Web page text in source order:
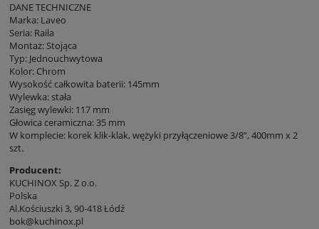
DANE TECHNICZNE
Marka: Laveo
Seria: Raila
Montaż: Stojąca
Typ: Jednouchwytowa
Kolor: Chrom
Wysokość całkowita baterii: 145mm
Wylewka: stała
Zasięg wylewki: 117 mm
Głowica ceramiczna: 35 mm
W komplecie: korek klik-klak, wężyki przyłączeniowe 3/8”, 400mm x 2
szt.
Producent:
KUCHINOX Sp. Z o.o.
Polska
Al.Kościuszki 3, 90-418 Łódź
bok@kuchinox.pl